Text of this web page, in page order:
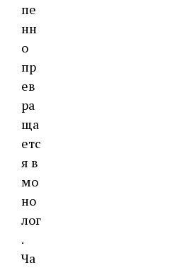
пе
нн
о
пр
ев
ра
ща
етс
я в
мо
но
лог
.
Ча